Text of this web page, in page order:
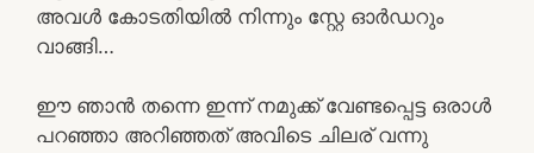
അവൾ കോടതിയിൽ നിന്നും സ്റ്റേ ഓർഡറും
വാങ്ങി…
ഈ ഞാൻ തന്നെ ഇന്ന് നമുക്ക് വേണ്ടപ്പെട്ട ഒരാൾ
പറഞ്ഞാ അറിഞ്ഞത് അവിടെ ചിലര് വന്നു